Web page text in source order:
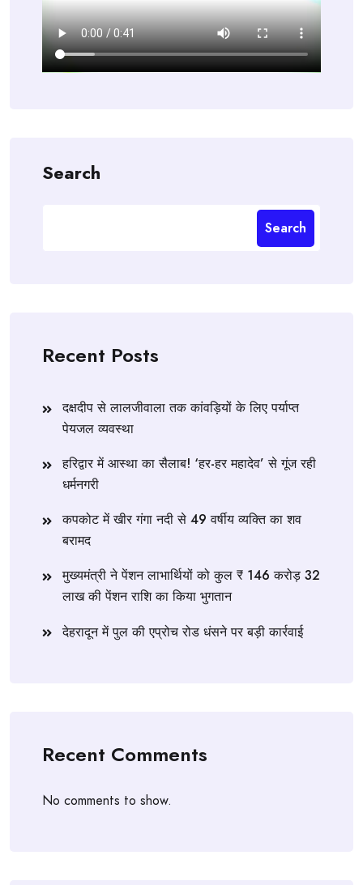
Search
Search
Recent Posts
दक्षदीप से लालजीवाला तक कांवड़ियों के लिए पर्याप्त
पेयजल व्यवस्था
हरिद्वार में आस्था का सैलाब! ‘हर-हर महादेव’ से गूंज रही
धर्मनगरी
कपकोट में खीर गंगा नदी से 49 वर्षीय व्यक्ति का शव
बरामद
मुख्यमंत्री ने पेंशन लाभार्थियों को कुल ₹ 146 करोड़ 32
लाख की पेंशन राशि का किया भुगतान
देहरादून में पुल की एप्रोच रोड धंसने पर बड़ी कार्रवाई
Recent Comments
No comments to show.